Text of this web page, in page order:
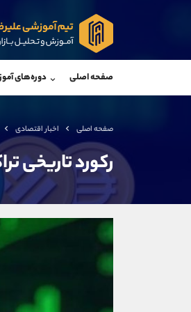
صفحه اصلی دوره‌های
صفحه اصلی اخبار اقتصادی
رکورد تاریخی
اطلاعات تماس (دفتر فروش)
تلفن